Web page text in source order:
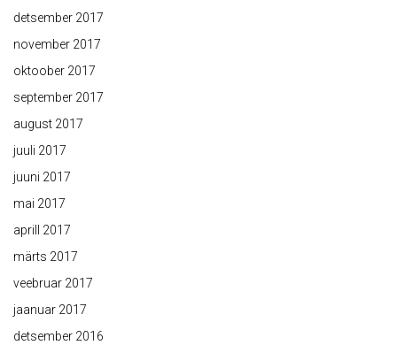
detsember 2017
november 2017
oktoober 2017
september 2017
august 2017
juuli 2017
juuni 2017
mai 2017
aprill 2017
märts 2017
veebruar 2017
jaanuar 2017
detsember 2016